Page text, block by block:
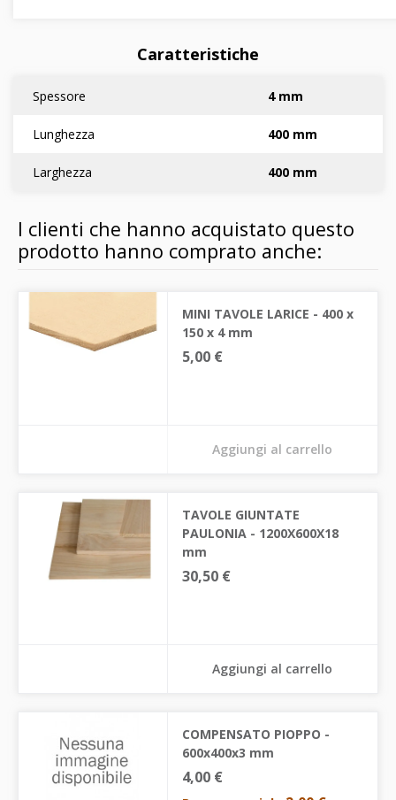
Caratteristiche
Spessore 4 mm
Lunghezza 400 mm
Larghezza 400 mm
I clienti che hanno acquistato questo
prodotto hanno comprato anche:
MINI TAVOLE LARICE - 400 x
150 x 4 mm
5,00 €
Aggiungi al carrello
TAVOLE GIUNTATE
PAULONIA - 1200X600X18
mm
30,50 €
Aggiungi al carrello
COMPENSATO PIOPPO -
600x400x3 mm
4,00 €